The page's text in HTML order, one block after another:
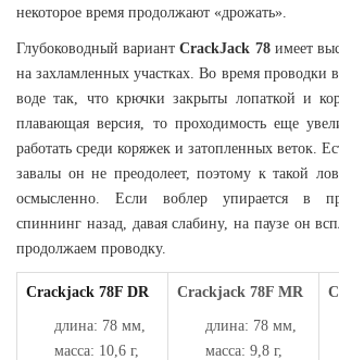
некоторое время продолжают «дрожать».
Глубоководный вариант CrackJack 78 имеет
на захламленных участках. Во время проводки
воде так, что крючки закрыты лопаткой и
плавающая версия, то проходимость еще
работать среди коряжек и затопленных веток.
завалы он не преодолеет, поэтому к такой
осмысленно. Если воблер упирается в
спиннинг назад, давая слабину, на паузе он
продолжаем проводку.
Crackjack 78F DR
длина: 78 мм,
масса: 10,6 г,
Crackjack 78F MR
длина: 78 мм,
масса: 9,8 г,